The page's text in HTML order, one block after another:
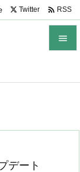

Twitter  RSS
デート